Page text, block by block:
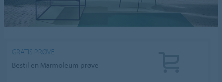
GRATIS PRØVE
Bestil en Marmoleum prøve